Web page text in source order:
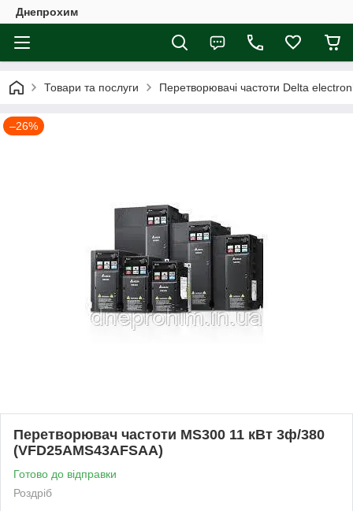
Днепрохим
Товари та послуги Перетворювачі частоти Delta
–26%
Перетворювач частоти MS300 11 кВт 3ф/380
(VFD25AMS43AFSAA)
Готово до відправки
Роздріб